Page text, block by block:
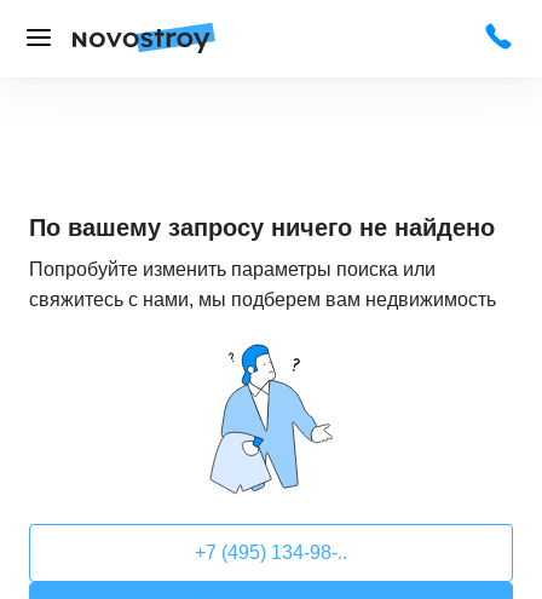
По вашему запросу ничего не найдено
Попробуйте изменить параметры поиска или
свяжитесь с нами, мы подберем вам недвижимость
+7 (495) 134-98-..